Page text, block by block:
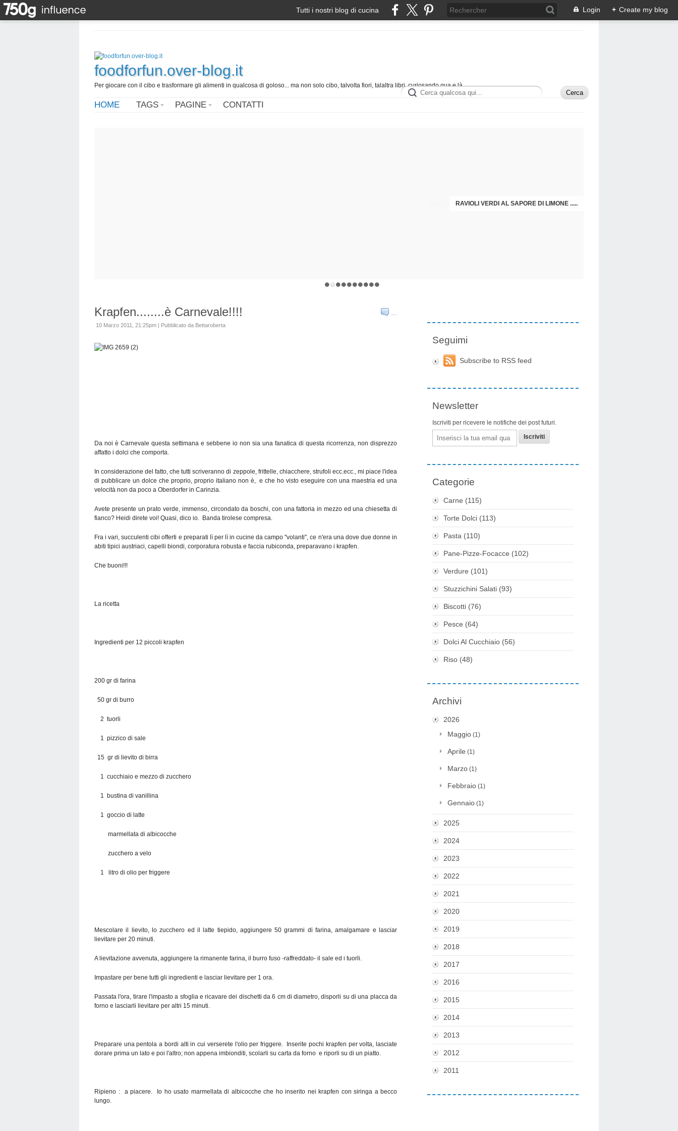
Tutti i nostri blog di cucina Login + Create my blog
foodforfun.over-blog.it
Per giocare con il cibo e trasformare gli alimenti in qualcosa di goloso... ma non solo cibo, talvolta fiori, talaltra libri, curiosando qua e là.
HOME TAGS PAGINE CONTATTI
RAVIOLI VERDI AL SAPORE DI LIMONE .....
…
Krapfen........è Carnevale!!!!
10 Marzo 2011, 21:25pm | Pubblicato da Bettaroberta
Da noi è Carnevale questa settimana e sebbene io non sia una fanatica di questa ricorrenza, non disprezzo
affatto i dolci che comporta.
In considerazione del fatto, che tutti scriveranno di zeppole, frittelle, chiacchere, strufoli ecc.ecc., mi piace l'idea
di pubblicare un dolce che proprio, proprio italiano non è, e che ho visto eseguire con una maestria ed una
velocità non da poco a Oberdorfer in Carinzia.
Avete presente un prato verde, immenso, circondato da boschi, con una fattoria in mezzo ed una chiesetta di
fianco? Heidi direte voi! Quasi, dico io. Banda tirolese compresa.
Fra i vari, succulenti cibi offerti e preparati lì per lì in cucine da campo "volanti", ce n'era una dove due donne in
abiti tipici austriaci, capelli biondi, corporatura robusta e faccia rubiconda, preparavano i krapfen.
Che buoni!!!
La ricetta
Ingredienti per 12 piccoli krapfen
200 gr di farina
50 gr di burro
2 tuorli
1 pizzico di sale
15 gr di lievito di birra
1 cucchiaio e mezzo di zucchero
1 bustina di vanillina
1 goccio di latte
marmellata di albicocche
zucchero a velo
1 litro di olio per friggere
Mescolare il lievito, lo zucchero ed il latte tiepido, aggiungere 50 grammi di farina, amalgamare e lasciar
lievitare per 20 minuti.
A lievitazione avvenuta, aggiungere la rimanente farina, il burro fuso -raffreddato- il sale ed i tuorli.
Impastare per bene tutti gli ingredienti e lasciar lievitare per 1 ora.
Passata l'ora, tirare l'impasto a sfoglia e ricavare dei dischetti da 6 cm di diametro, disporli su di una placca da
forno e lasciarli lievitare per altri 15 minuti.
Preparare una pentola a bordi alti in cui verserete l'olio per friggere. Inserite pochi krapfen per volta, lasciate
dorare prima un lato e poi l'altro; non appena imbionditi, scolarli su carta da forno e riporli su di un piatto.
Ripieno : a piacere. Io ho usato marmellata di albicocche che ho inserito nei krapfen con siringa a becco
lungo.
Seguimi
Subscribe to RSS feed
Newsletter
Iscriviti per ricevere le notifiche dei post futuri.
Email
Categorie
Carne (115)
Torte Dolci (113)
Pasta (110)
Pane-Pizze-Focacce (102)
Verdure (101)
Stuzzichini Salati (93)
Biscotti (76)
Pesce (64)
Dolci Al Cucchiaio (56)
Riso (48)
Archivi
2026
Maggio (1)
Aprile (1)
Marzo (1)
Febbraio (1)
Gennaio (1)
2025
2024
2023
2022
2021
2020
2019
2018
2017
2016
2015
2014
2013
2012
2011